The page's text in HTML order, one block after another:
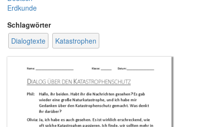
Erdkunde
Schlagwörter
Dialogtexte
Katastrophen